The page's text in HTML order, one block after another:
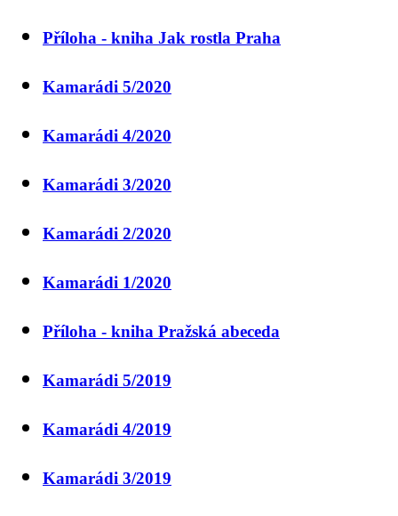
Příloha - kniha Jak rostla Praha
Kamarádi 5/2020
Kamarádi 4/2020
Kamarádi 3/2020
Kamarádi 2/2020
Kamarádi 1/2020
Příloha - kniha Pražská abeceda
Kamarádi 5/2019
Kamarádi 4/2019
Kamarádi 3/2019